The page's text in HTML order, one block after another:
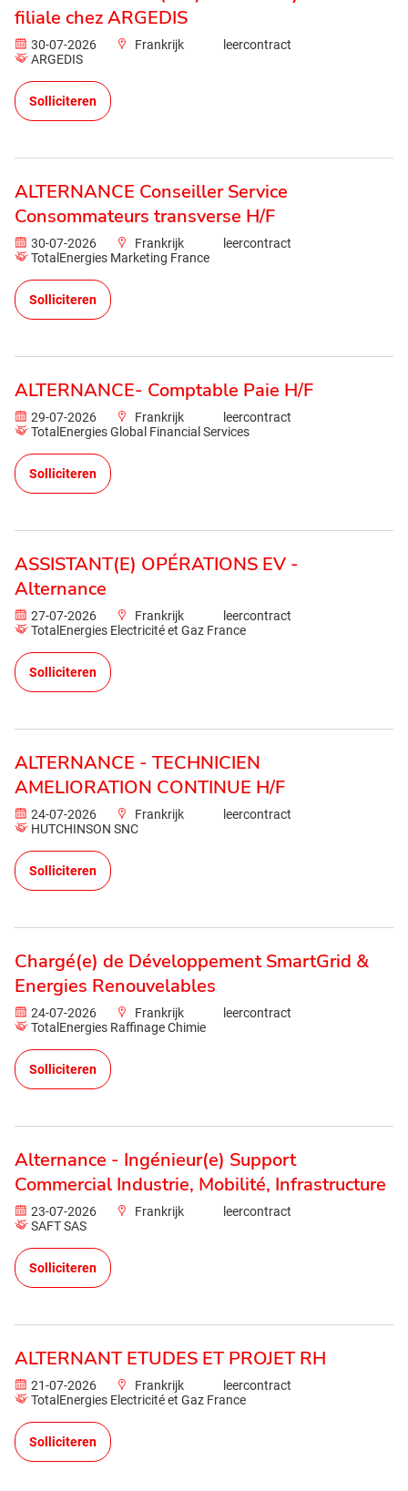
filiale chez ARGEDIS
30-07-2026 Frankrijk
leercontract
ARGEDIS
Solliciteren
ALTERNANCE Conseiller Service
Consommateurs transverse H/F
30-07-2026 Frankrijk
leercontract
TotalEnergies Marketing France
Solliciteren
ALTERNANCE- Comptable Paie H/F
29-07-2026 Frankrijk
leercontract
TotalEnergies Global Financial Services
Solliciteren
ASSISTANT(E) OPÉRATIONS EV -
Alternance
27-07-2026 Frankrijk
leercontract
TotalEnergies Electricité et Gaz France
Solliciteren
ALTERNANCE - TECHNICIEN
AMELIORATION CONTINUE H/F
24-07-2026 Frankrijk
leercontract
HUTCHINSON SNC
Solliciteren
Chargé(e) de Développement SmartGrid &
Energies Renouvelables
24-07-2026 Frankrijk
leercontract
TotalEnergies Raffinage Chimie
Solliciteren
Alternance - Ingénieur(e) Support
Commercial Industrie, Mobilité, Infrastructure
23-07-2026 Frankrijk
leercontract
SAFT SAS
Solliciteren
ALTERNANT ETUDES ET PROJET RH
21-07-2026 Frankrijk
leercontract
TotalEnergies Electricité et Gaz France
Solliciteren